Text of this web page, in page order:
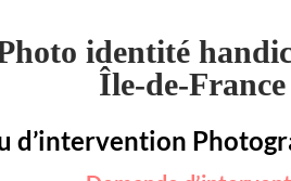
identité
Île-de-
d’intervention